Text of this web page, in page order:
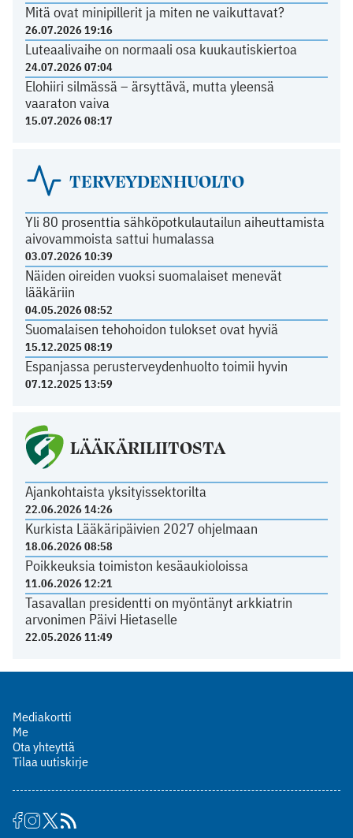
Mitä ovat minipillerit ja miten ne vaikuttavat?
26.07.2026 19:16
Luteaalivaihe on normaali osa kuukautiskiertoa
24.07.2026 07:04
Elohiiri silmässä – ärsyttävä, mutta yleensä
vaaraton vaiva
15.07.2026 08:17
TERVEYDENHUOLTO
Yli 80 prosenttia sähköpotkulautailun aiheuttamista
aivovammoista sattui humalassa
03.07.2026 10:39
Näiden oireiden vuoksi suomalaiset menevät
lääkäriin
04.05.2026 08:52
Suomalaisen tehohoidon tulokset ovat hyviä
15.12.2025 08:19
Espanjassa perusterveydenhuolto toimii hyvin
07.12.2025 13:59
LÄÄKÄRILIITOSTA
Ajankohtaista yksityissektorilta
22.06.2026 14:26
Kurkista Lääkäripäivien 2027 ohjelmaan
18.06.2026 08:58
Poikkeuksia toimiston kesäaukioloissa
11.06.2026 12:21
Tasavallan presidentti on myöntänyt arkkiatrin
arvonimen Päivi Hietaselle
22.05.2026 11:49
Mediakortti
Me
Ota yhteyttä
Tilaa uutiskirje